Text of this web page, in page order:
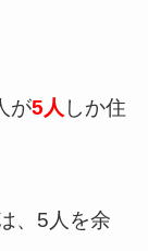
が5人 しか住
、5人を余